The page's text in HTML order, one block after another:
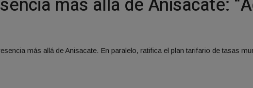
más allá de Anisacate. En paralelo, ratifica el plan tarifario de tasas